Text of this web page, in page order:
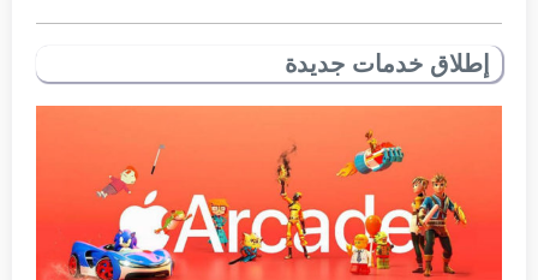
إطلاق خدمات جديدة